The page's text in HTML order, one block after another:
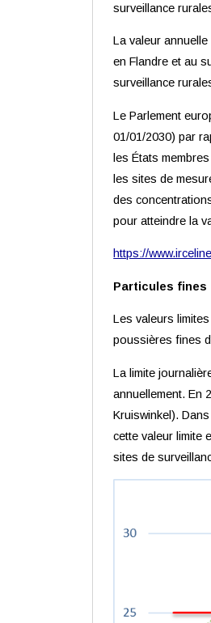
surveillance
La valeur
en Flandre et au
surveillance
Le Parlement
01/01/2030) par
les États
les sites de
des
pour atteindre la
https://
Particules fines
Les valeurs
poussières fines
La limite
annuellement. En
Kruiswinkel).
cette valeur limite
sites de